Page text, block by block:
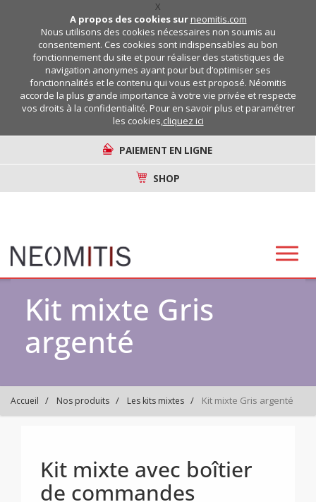
X
A propos des cookies sur neomitis.com
Nous utilisons des cookies nécessaires non soumis au
consentement. Ces cookies sont indispensables au bon
fonctionnement du site et pour réaliser des statistiques de
navigation anonymes ayant pour but d’optimiser ses
fonctionnalités et le contenu qui vous est proposé. Néomitis
accorde la plus grande importance à votre vie privée et respecte
vos droits à la confidentialité. Pour en savoir plus et paramétrer
les cookies,cliquez ici
PAIEMENT EN LIGNE
SHOP
Kit mixte Gris
argenté
Accueil Nos produits Les kits mixtes Kit mixte Gris argenté